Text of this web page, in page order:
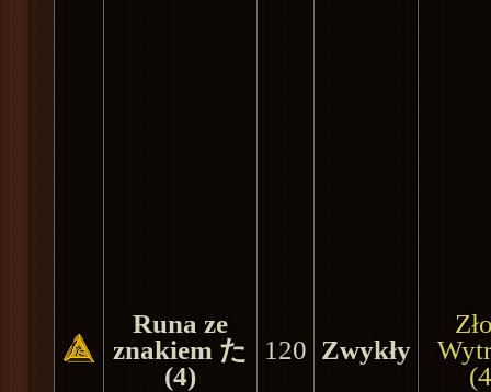
Runa ze
znakiem た
(4)
120 Zwykły